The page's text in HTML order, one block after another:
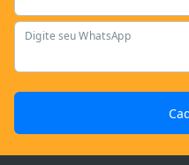
Digite seu WhatsApp